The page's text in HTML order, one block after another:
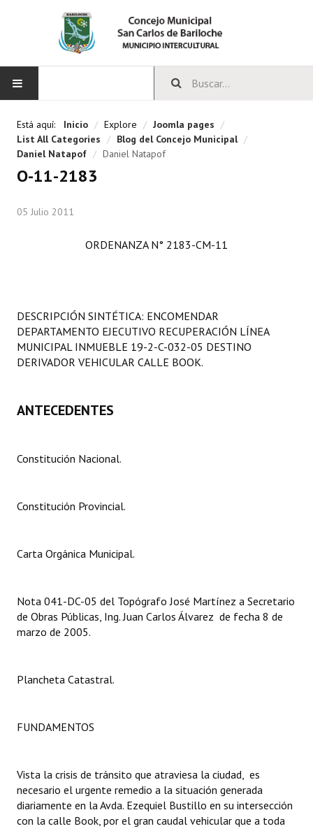
CONCEJO
Bloques Políticos
Integrantes del Concejo
Comisiones Permanentes
Programas
LEGISLACIÓN
Constitución Provincial
Digesto
Informes de Gestión
Proyectos Presentados
Actas de Sesión
Actas de Audiencias Públicas
NORMATIVA
Está aquí: Inicio / Explore / Joomla pages /
List All Categories / Blog del Concejo Municipal /
Daniel Natapof / Daniel Natapof
O-11-2183
05 Julio 2011
ORDENANZA N° 2183-CM-11
DESCRIPCIÓN SINTÉTICA: ENCOMENDAR
DEPARTAMENTO EJECUTIVO RECUPERACIÓN LÍNEA
MUNICIPAL INMUEBLE 19-2-C-032-05 DESTINO
DERIVADOR VEHICULAR CALLE BOOK.
ANTECEDENTES
Constitución Nacional.
Constitución Provincial.
Carta Orgánica Municipal.
Nota 041-DC-05 del Topógrafo José Martínez a Secretario
de Obras Públicas, Ing. Juan Carlos Álvarez de fecha 8 de
marzo de 2005.
Plancheta Catastral.
FUNDAMENTOS
Vista la crisis de tránsito que atraviesa la ciudad, es
necesario el urgente remedio a la situación generada
diariamente en la Avda. Ezequiel Bustillo en su intersección
con la calle Book, por el gran caudal vehicular que a toda